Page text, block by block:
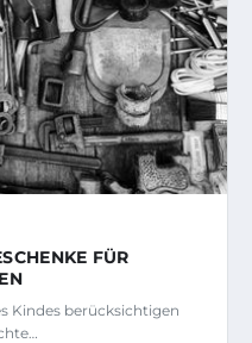
FÜR
Kindes berücksichtigen